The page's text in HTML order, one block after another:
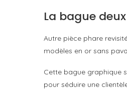
La bague
Autre pièce phare
modèles en or sans
Cette bague graphique
pour séduire une